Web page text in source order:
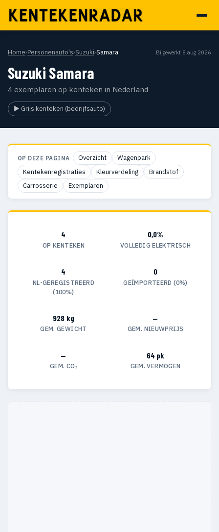
Home›Personenauto's›Suzuki›Samara Bijgewerkt 8 aug 2026
Suzuki Samara
4 exemplaren op kenteken in Nederland
▶ Grijs kenteken (bedrijfsauto)
OP DEZE PAGINA Overzicht
Wagenpark
Kentekenregistraties
Kleurverdeling
Brandstof
Carrosserie
Exemplaren
4
OP KENTEKEN
0,0%
VOLLEDIG ELEKTRISCH
4
NL-GEREGISTREERD
(100%)
0
GEÏMPORTEERD (0%)
928 kg
GEM. GEWICHT
—
GEM. NIEUWPRIJS
—
GEM. CO₂
64 pk
GEM. VERMOGEN